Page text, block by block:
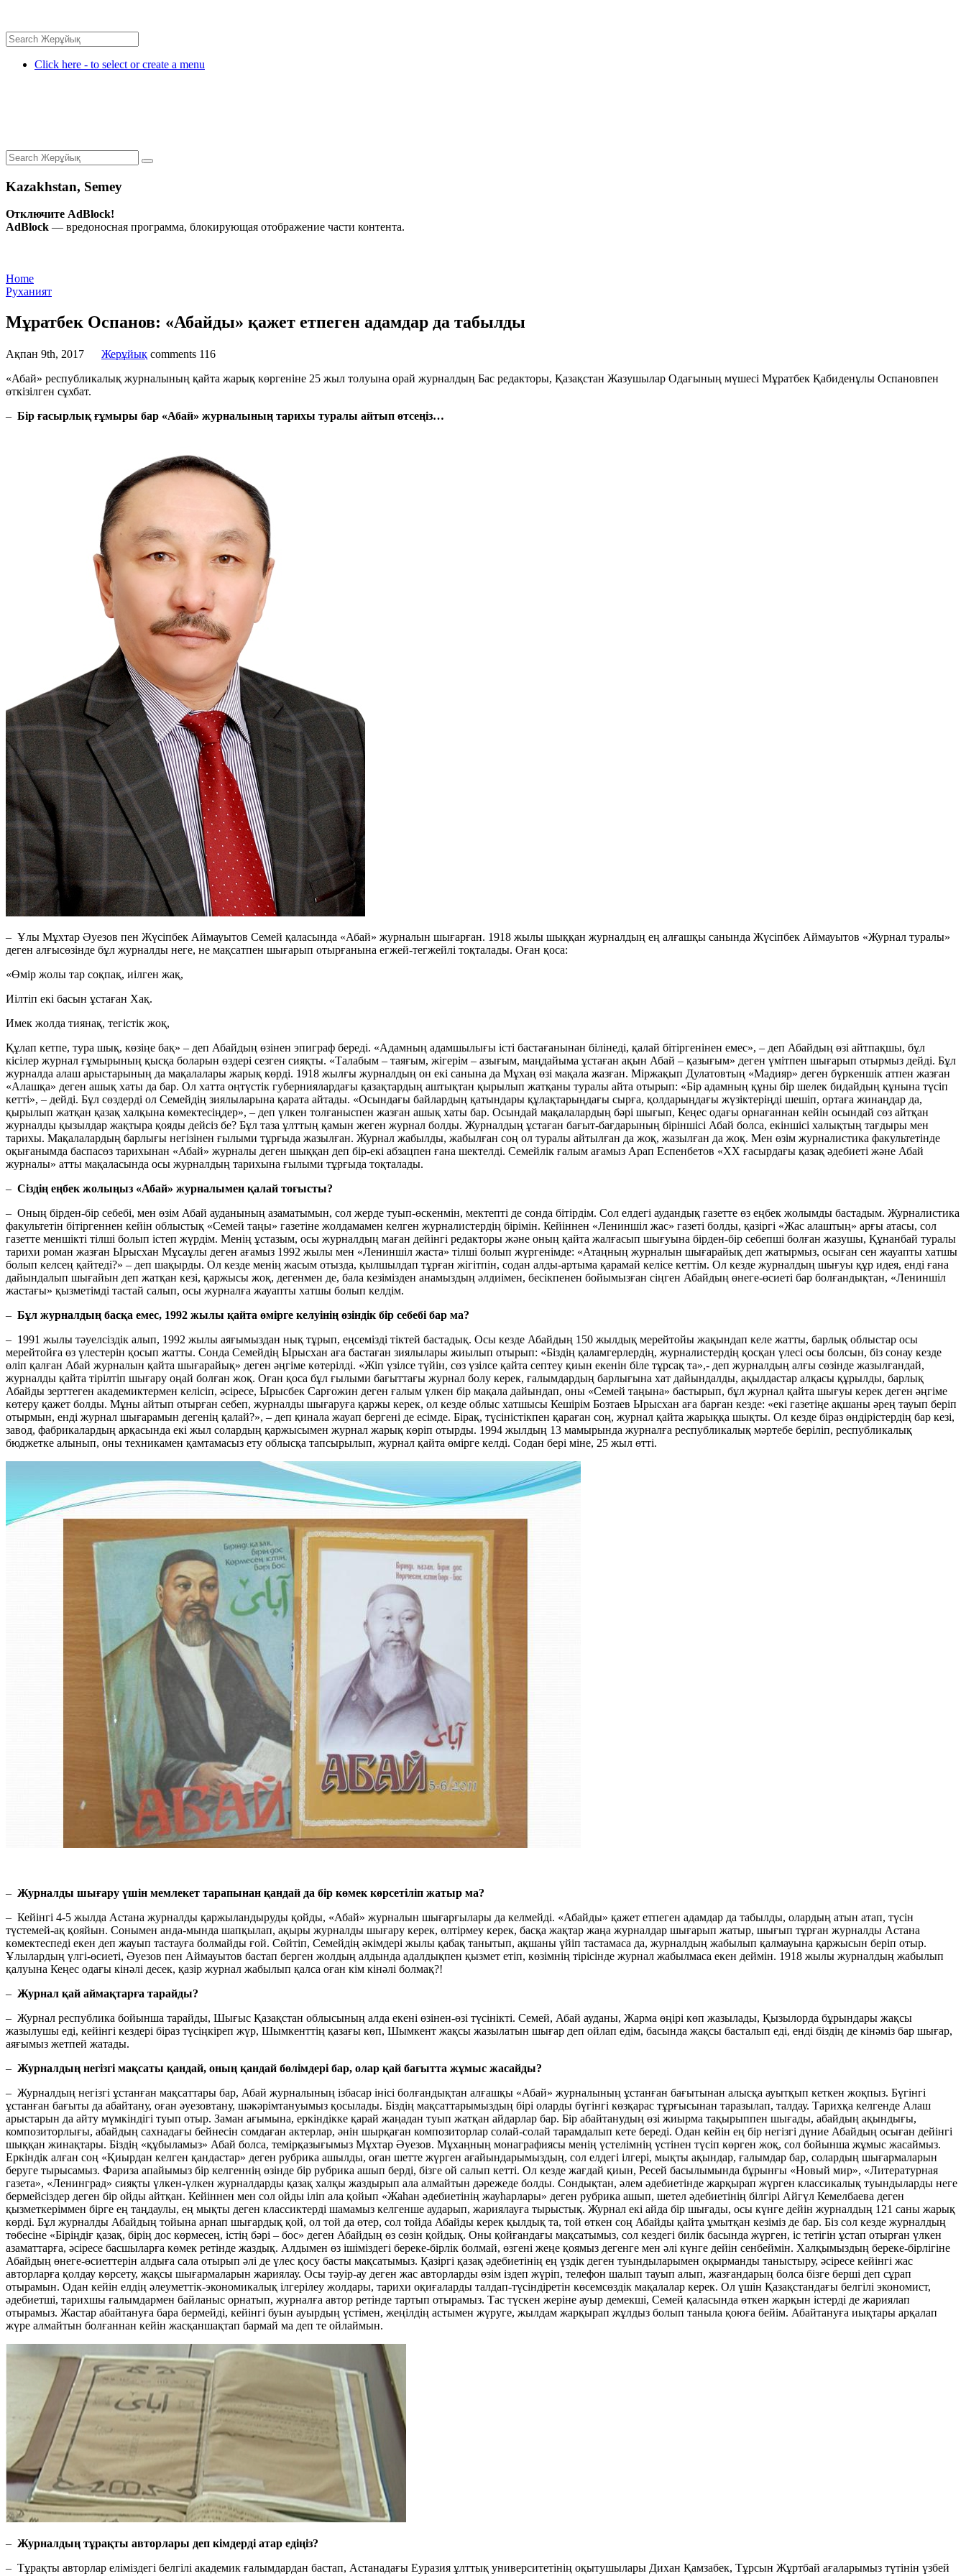
Click here - to select or create a menu
Kazakhstan, Semey
Отключите AdBlock!
AdBlock — вредоносная программа, блокирующая отображение части контента.
Home
Руханият
Мұратбек Оспанов: «Абайды» қажет етпеген адамдар да табылды
Ақпан 9th, 2017 Жерұйық comments 116
«Абай» республикалық журналының қайта жарық көргеніне 25 жыл толуына орай журналдың Бас редакторы, Қазақстан Жазушылар Одағының мүшесі Мұратбек Қабиденұлы Оспановпен
өткізілген сұхбат.
– Бір ғасырлық ғұмыры бар «Абай» журналының тарихы туралы айтып өтсеңіз…
– Ұлы Мұхтар Әуезов пен Жүсіпбек Аймауытов Семей қаласында «Абай» журналын шығарған. 1918 жылы шыққан журналдың ең алғашқы санында Жүсіпбек Аймауытов «Журнал туралы»
деген алғысөзінде бұл журналды неге, не мақсатпен шығарып отырғанына егжей-тегжейлі тоқталады. Оған қоса:
«Өмір жолы тар соқпақ, иілген жақ,
Иілтіп екі басын ұстаған Хақ.
Имек жолда тиянақ, тегістік жоқ,
Құлап кетпе, тура шық, көзіңе бақ» – деп Абайдың өзінен эпиграф береді. «Адамның адамшылығы істі бастағанынан білінеді, қалай бітіргенінен емес», – деп Абайдың өзі айтпақшы, бұл
кісілер журнал ғұмырының қысқа боларын өздері сезген сияқты. «Талабым – таяғым, жігерім – азығым, маңдайыма ұстаған ақын Абай – қазығым» деген үмітпен шығарып отырмыз дейді. Бұл
журналда алаш арыстарының да мақалалары жарық көрді. 1918 жылғы журналдың он екі санына да Мұхаң өзі мақала жазған. Міржақып Дулатовтың «Мадияр» деген бүркеншік атпен жазған
«Алашқа» деген ашық хаты да бар. Ол хатта оңтүстік губерниялардағы қазақтардың аштықтан қырылып жатқаны туралы айта отырып: «Бір адамның құны бір шелек бидайдың құнына түсіп
кетті», – дейді. Бұл сөздерді ол Семейдің зиялыларына қарата айтады. «Осындағы байлардың қатындары құлақтарыңдағы сырға, қолдарыңдағы жүзіктеріңді шешіп, ортаға жинаңдар да,
қырылып жатқан қазақ халқына көмектесіңдер», – деп үлкен толғаныспен жазған ашық хаты бар. Осындай мақалалардың бәрі шығып, Кеңес одағы орнағаннан кейін осындай сөз айтқан
журналды қызылдар жақтыра қояды дейсіз бе? Бұл таза ұлттың қамын жеген журнал болды. Журналдың ұстаған бағыт-бағдарының біріншісі Абай болса, екіншісі халықтың тағдыры мен
тарихы. Мақалалардың барлығы негізінен ғылыми тұрғыда жазылған. Журнал жабылды, жабылған соң ол туралы айтылған да жоқ, жазылған да жоқ. Мен өзім журналистика факультетінде
оқығанымда баспасөз тарихынан «Абай» журналы деген шыққан деп бір-екі абзацпен ғана шектелді. Семейлік ғалым ағамыз Арап Еспенбетов «ХХ ғасырдағы қазақ әдебиеті және Абай
журналы» атты мақаласында осы журналдың тарихына ғылыми тұрғыда тоқталады.
– Сіздің еңбек жолыңыз «Абай» журналымен қалай тоғысты?
– Оның бірден-бір себебі, мен өзім Абай ауданының азаматымын, сол жерде туып-өскенмін, мектепті де сонда бітірдім. Сол елдегі аудандық газетте өз еңбек жолымды бастадым. Журналистика
факультетін бітіргеннен кейін облыстық «Семей таңы» газетіне жолдамамен келген журналистердің бірімін. Кейіннен «Лениншіл жас» газеті болды, қазіргі «Жас алаштың» арғы атасы, сол
газетте меншікті тілші болып істеп жүрдім. Менің ұстазым, осы журналдың маған дейінгі редакторы және оның қайта жалғасып шығуына бірден-бір себепші болған жазушы, Құнанбай туралы
тарихи роман жазған Ырысхан Мұсаұлы деген ағамыз 1992 жылы мен «Лениншіл жаста» тілші болып жүргенімде: «Атаңның журналын шығарайық деп жатырмыз, осыған сен жауапты хатшы
болып келсең қайтеді?» – деп шақырды. Ол кезде менің жасым отызда, қылшылдап тұрған жігітпін, содан алды-артыма қарамай келісе кеттім. Ол кезде журналдың шығуы құр идея, енді ғана
дайындалып шығайын деп жатқан кезі, қаржысы жоқ, дегенмен де, бала кезімізден анамыздың әлдиімен, бесікпенен бойымызған сіңген Абайдың өнеге-өсиеті бар болғандықтан, «Лениншіл
жастағы» қызметімді тастай салып, осы журналға жауапты хатшы болып келдім.
– Бұл журналдың басқа емес, 1992 жылы қайта өмірге келуінің өзіндік бір себебі бар ма?
– 1991 жылы тәуелсіздік алып, 1992 жылы аяғымыздан нық тұрып, еңсемізді тіктей бастадық. Осы кезде Абайдың 150 жылдық мерейтойы жақындап келе жатты, барлық облыстар осы
мерейтойға өз үлестерін қосып жатты. Сонда Семейдің Ырысхан аға бастаған зиялылары жиылып отырып: «Біздің қаламгерлердің, журналистердің қосқан үлесі осы болсын, біз сонау кезде
өліп қалған Абай журналын қайта шығарайық» деген әңгіме көтерілді. «Жіп үзілсе түйін, сөз үзілсе қайта септеу қиын екенін біле тұрсақ та»,- деп журналдың алғы сөзінде жазылғандай,
журналды қайта тірілтіп шығару оңай болған жоқ. Оған қоса бұл ғылыми бағыттағы журнал болу керек, ғалымдардың барлығына хат дайындалды, ақылдастар алқасы құрылды, барлық
Абайды зерттеген академиктермен келісіп, әсіресе, Ырысбек Сарғожин деген ғалым үлкен бір мақала дайындап, оны «Семей таңына» бастырып, бұл журнал қайта шығуы керек деген әңгіме
көтеру қажет болды. Мұны айтып отырған себеп, журналды шығаруға қаржы керек, ол кезде облыс хатшысы Кешірім Бозтаев Ырысхан аға барған кезде: «екі газетіңе ақшаны әрең тауып беріп
отырмын, енді журнал шығарамын дегенің қалай?», – деп қинала жауап бергені де есімде. Бірақ, түсіністікпен қараған соң, журнал қайта жарыққа шықты. Ол кезде біраз өндірістердің бар кезі,
завод, фабрикалардың арқасында екі жыл солардың қаржысымен журнал жарық көріп отырды. 1994 жылдың 13 мамырында журналға республикалық мәртебе беріліп, республикалық
бюджетке алынып, оны техникамен қамтамасыз ету облысқа тапсырылып, журнал қайта өмірге келді. Содан бері міне, 25 жыл өтті.
– Журналды шығару үшін мемлекет тарапынан қандай да бір көмек көрсетіліп жатыр ма?
– Кейінгі 4-5 жылда Астана журналды қаржыландыруды қойды, «Абай» журналын шығарғылары да келмейді. «Абайды» қажет етпеген адамдар да табылды, олардың атын атап, түсін
түстемей-ақ қояйын. Сонымен анда-мында шапқылап, ақыры журналды шығару керек, өлтірмеу керек, басқа жақтар жаңа журналдар шығарып жатыр, шығып тұрған журналды Астана
көмектеспеді екен деп жауып тастауға болмайды ғой. Сөйтіп, Семейдің әкімдері жылы қабақ танытып, ақшаны үйіп тастамаса да, журналдың жабылып қалмауына қаржысын беріп отыр.
Ұлылардың үлгі-өсиеті, Әуезов пен Аймауытов бастап берген жолдың алдында адалдықпен қызмет етіп, көзімнің тірісінде журнал жабылмаса екен деймін. 1918 жылы журналдың жабылып
қалуына Кеңес одағы кінәлі десек, қазір журнал жабылып қалса оған кім кінәлі болмақ?!
– Журнал қай аймақтарға тарайды?
– Журнал республика бойынша тарайды, Шығыс Қазақстан облысының алда екені өзінен-өзі түсінікті. Семей, Абай ауданы, Жарма өңірі көп жазылады, Қызылорда бұрындары жақсы
жазылушы еді, кейінгі кездері біраз түсіңкіреп жүр, Шымкенттің қазағы көп, Шымкент жақсы жазылатын шығар деп ойлап едім, басында жақсы басталып еді, енді біздің де кінәміз бар шығар,
аяғымыз жетпей жатады.
– Журналдың негізгі мақсаты қандай, оның қандай бөлімдері бар, олар қай бағытта жұмыс жасайды?
– Журналдың негізгі ұстанған мақсаттары бар, Абай журналының ізбасар інісі болғандықтан алғашқы «Абай» журналының ұстанған бағытынан алысқа ауытқып кеткен жоқпыз. Бүгінгі
ұстанған бағыты да абайтану, оған әуезовтану, шәкәрімтануымыз қосылады. Біздің мақсаттарымыздың бірі оларды бүгінгі көзқарас тұрғысынан таразылап, талдау. Тарихқа келгенде Алаш
арыстарын да айту мүмкіндігі туып отыр. Заман ағымына, еркіндікке қарай жаңадан туып жатқан айдарлар бар. Бір абайтанудың өзі жиырма тақырыппен шығады, абайдың ақындығы,
композиторлығы, абайдың сахнадағы бейнесін сомдаған актерлар, әнін шырқаған композиторлар солай-солай тарамдалып кете береді. Одан кейін ең бір негізгі дүние Абайдың осыған дейінгі
шыққан жинақтары. Біздің «құбыламыз» Абай болса, темірқазығымыз Мұхтар Әуезов. Мұхаңның монаграфиясы менің үстелімнің үстінен түсіп көрген жоқ, сол бойынша жұмыс жасаймыз.
Еркіндік алған соң «Қиырдан келген қандастар» деген рубрика ашылды, оған шетте жүрген ағайындарымыздың, сол елдегі ілгері, мықты ақындар, ғалымдар бар, солардың шығармаларын
беруге тырысамыз. Фариза апайымыз бір келгеннің өзінде бір рубрика ашып берді, бізге ой салып кетті. Ол кезде жағдай қиын, Ресей басылымында бұрынғы «Новый мир», «Литературная
газета», «Ленинград» сияқты үлкен-үлкен журналдарды қазақ халқы жаздырып ала алмайтын дәрежеде болды. Сондықтан, әлем әдебиетінде жарқырап жүрген классикалық туындыларды неге
бермейсіздер деген бір ойды айтқан. Кейіннен мен сол ойды іліп ала қойып «Жаһан әдебиетінің жауһарлары» деген рубрика ашып, шетел әдебиетінің білгірі Айгүл Кемелбаева деген
қызметкеріммен бірге ең таңдаулы, ең мықты деген классиктерді шамамыз келгенше аударып, жариялауға тырыстық. Журнал екі айда бір шығады, осы күнге дейін журналдың 121 саны жарық
көрді. Бұл журналды Абайдың тойына арнап шығардық қой, ол той да өтер, сол тойда Абайды керек қылдық та, той өткен соң Абайды қайта ұмытқан кезіміз де бар. Біз сол кезде журналдың
төбесіне «Біріңдіғ қазақ, бірің дос көрмесең, істің бәрі – бос» деген Абайдың өз сөзін қойдық. Оны қойғандағы мақсатымыз, сол кездегі билік басында жүрген, іс тетігін ұстап отырған үлкен
азаматтарға, әсіресе басшыларға көмек ретінде жаздық. Алдымен өз ішіміздегі береке-бірлік болмай, өзгені жеңе қоямыз дегенге мен әлі күнге дейін сенбеймін. Халқымыздың береке-бірлігіне
Абайдың өнеге-өсиеттерін алдыға сала отырып әлі де үлес қосу басты мақсатымыз. Қазіргі қазақ әдебиетінің ең үздік деген туындыларымен оқырманды таныстыру, әсіресе кейінгі жас
авторларға қолдау көрсету, жақсы шығармаларын жариялау. Осы тәуір-ау деген жас авторларды өзім іздеп жүріп, телефон шалып тауып алып, жазғандарың болса бізге берші деп сұрап
отырамын. Одан кейін елдің әлеуметтік-экономикалық ілгерілеу жолдары, тарихи оқиғаларды талдап-түсіндіретін көсемсөздік мақалалар керек. Ол үшін Қазақстандағы белгілі экономист,
әдебиетші, тарихшы ғалымдармен байланыс орнатып, журналға автор ретінде тартып отырамыз. Тас түскен жеріне ауыр демекші, Семей қаласында өткен жарқын істерді де жариялап
отырамыз. Жастар абайтануға бара бермейді, кейінгі буын ауырдың үстімен, жеңілдің астымен жүруге, жылдам жарқырап жұлдыз болып таныла қоюға бейім. Абайтануға иықтары арқалап
жүре алмайтын болғаннан кейін жасқаншақтап бармай ма деп те ойлаймын.
– Журналдың тұрақты авторлары деп кімдерді атар едіңіз?
– Тұрақты авторлар еліміздегі белгілі академик ғалымдардан бастап, Астанадағы Еуразия ұлттық университетінің оқытушылары Дихан Қамзабек, Тұрсын Жұртбай ағаларымыз түтінін үзбей